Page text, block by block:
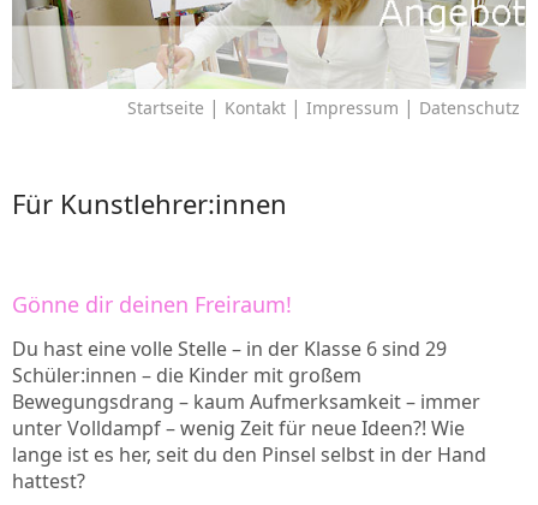
Startseite | Kontakt | Impressum | Datenschutz
Für Kunstlehrer:innen
Gönne dir deinen Freiraum!
Du hast eine volle Stelle – in der Klasse 6 sind 29
Schüler:innen – die Kinder mit großem
Bewegungsdrang – kaum Aufmerksamkeit – immer
unter Volldampf – wenig Zeit für neue Ideen?! Wie
lange ist es her, seit du den Pinsel selbst in der Hand
hattest?